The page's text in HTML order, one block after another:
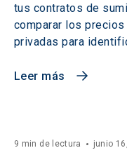
tus contratos de
comparar los
privadas para
Leer más
9 min de lectura junio